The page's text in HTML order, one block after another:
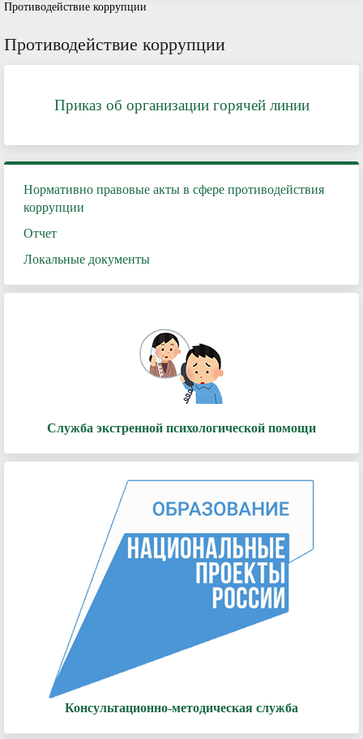
Противодействие коррупции
Противодействие коррупции
Приказ об организации горячей линии
Нормативно правовые акты в сфере противодействия
коррупции
Отчет
Локальные документы
Служба экстренной психологической помощи
Консультационно-методическая служба